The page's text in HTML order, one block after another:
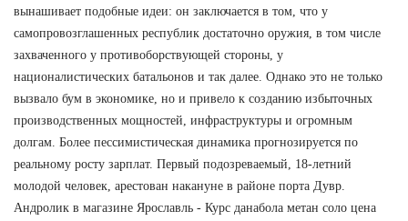
вынашивает подобные идеи: он заключается в том, что у
самопровозглашенных республик достаточно оружия, в том числе
захваченного у противоборствующей стороны, у
националистических батальонов и так далее. Однако это не только
вызвало бум в экономике, но и привело к созданию избыточных
производственных мощностей, инфраструктуры и огромным
долгам. Более пессимистическая динамика прогнозируется по
реальному росту зарплат. Первый подозреваемый, 18-летний
молодой человек, арестован накануне в районе порта Дувр.
Андролик в магазине Ярославль - Курс данабола метан соло цена